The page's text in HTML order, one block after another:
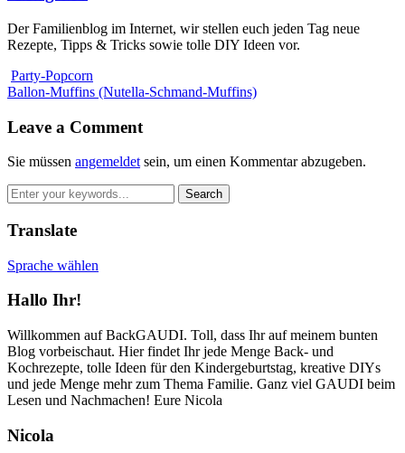
Der Familienblog im Internet, wir stellen euch jeden Tag neue
Rezepte, Tipps & Tricks sowie tolle DIY Ideen vor.
Party-Popcorn
Ballon-Muffins (Nutella-Schmand-Muffins)
Leave a Comment
Sie müssen angemeldet sein, um einen Kommentar abzugeben.
Translate
Sprache wählen
Hallo Ihr!
Willkommen auf BackGAUDI. Toll, dass Ihr auf meinem bunten
Blog vorbeischaut. Hier findet Ihr jede Menge Back- und
Kochrezepte, tolle Ideen für den Kindergeburtstag, kreative DIYs
und jede Menge mehr zum Thema Familie. Ganz viel GAUDI beim
Lesen und Nachmachen! Eure Nicola
Nicola